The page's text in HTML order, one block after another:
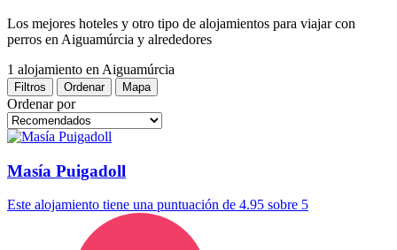
Los mejores hoteles y otro tipo de alojamientos para viajar con
perros en Aiguamúrcia y alrededores
1 alojamiento en Aiguamúrcia
Filtros Ordenar Mapa
Ordenar por
Masía Puigadoll
Este alojamiento tiene una puntuación de 4.95 sobre 5